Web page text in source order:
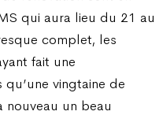
qui aura lieu du 21 au
complet, les
fait une
vingtaine de
nouveau un beau